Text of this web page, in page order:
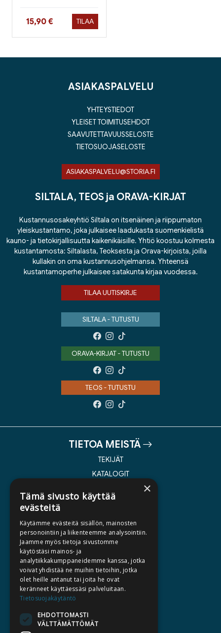
Hinta nyt
15,90 € TILAA
ASIAKASPALVELU
YHTEYSTIEDOT
YLEISET TOIMITUSEHDOT
SAAVUTETTAVUUSSELOSTE
TIETOSUOJASELOSTE
ASIAKASPALVELU@STORIA.FI
SILTALA, TEOS ja ORAVA-KIRJAT
Kustannusosakeyhtiö Siltala on itsenäinen ja riippumaton
yleiskustantamo, joka julkaisee laadukasta suomenkielistä
kauno- ja tietokirjallisuutta kaikenikäisille. Yhtiö koostuu kolmesta
kustantamosta: Siltalasta, Teoksesta ja Orava-kirjoista, joilla
kullakin on oma kustannusohjelmansa. Yhteensä
kustantamoperhe julkaisee satakunta kirjaa vuodessa.
TILAA UUTISKIRJE
SILTALA - TUTUSTU
ORAVA-KIRJAT - TUTUSTU
TEOS - TUTUSTU
TIETOA MEISTÄ
TEKIJÄT
KATALOGIT
KIRJA TILAUSTYÖNÄ
MEDIALLE
LASKUTUSOSOITTEET
SILTALA.FI
ENNAKKOTILATTAVAT
LAHJAKORTTI
×
Tämä sivusto käyttää
evästeitä
Käytämme evästeitä sisällön, mainosten
personointiin ja liikenteemme analysointiin.
Jaamme myös tietoja sivustomme
käytöstäsi mainos- ja
analytiikkakumppaneidemme kanssa, jotka
voivat yhdistää ne muihin tietoihin, jotka
olet heille antanut tai joita he ovat
keränneet käyttäessäsi palveluitaan.
Tietosuojakäytäntö
EHDOTTOMASTI
VÄLTTÄMÄTTÖMÄT